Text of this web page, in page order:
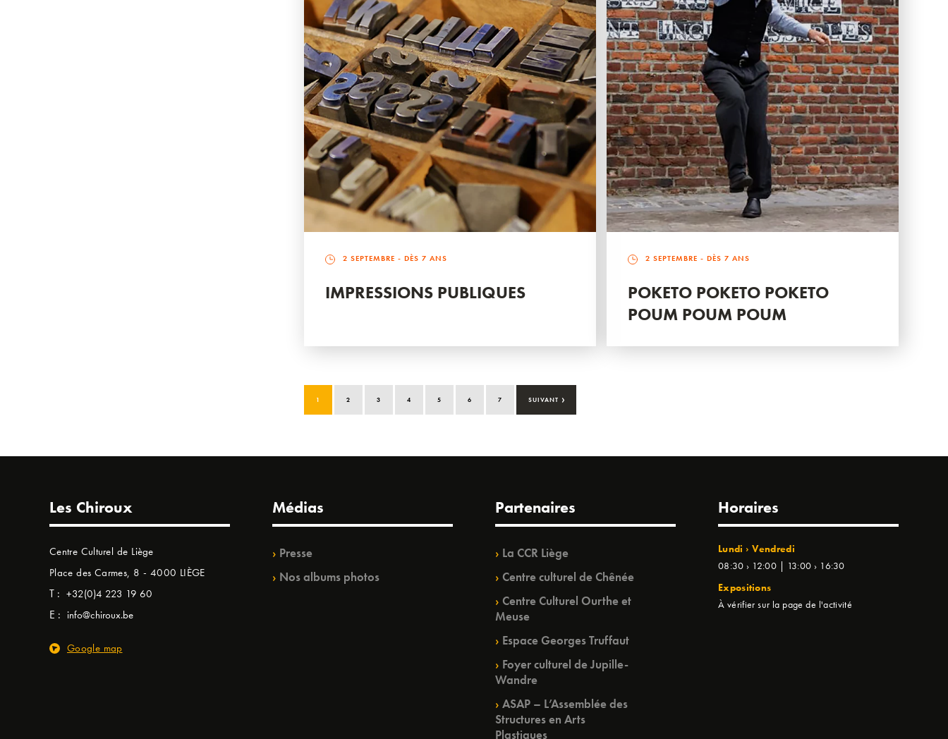
2 SEPTEMBRE - DÈS 7 ANS
IMPRESSIONS PUBLIQUES
2 SEPTEMBRE - DÈS 7 ANS
POKETO POKETO POKETO
POUM POUM POUM
1 2 3 4 5 6 7 SUIVANT ›
Les Chiroux
Centre Culturel de Liège
Place des Carmes, 8 - 4000 LIÈGE
T : +32(0)4 223 19 60
E : info@chiroux.be
Google map
Médias
Presse
Nos albums photos
Partenaires
La CCR Liège
Centre culturel de Chênée
Centre Culturel Ourthe et
Meuse
Espace Georges Truffaut
Foyer culturel de Jupille-
Wandre
ASAP – L’Assemblée des
Structures en Arts
Plastiques
Horaires
Lundi › Vendredi
08:30 › 12:00 | 13:00 › 16:30
Expositions
À vérifier sur la page de l'activité